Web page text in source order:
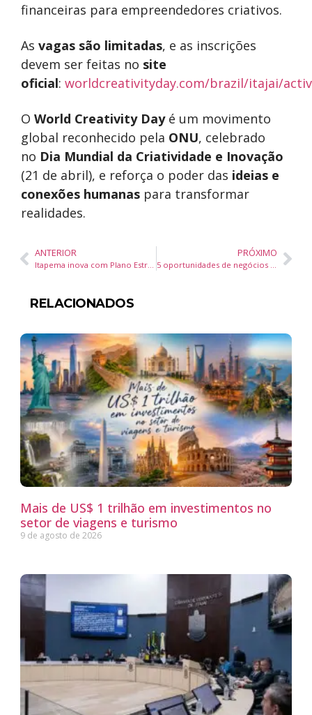
financeiras para empreendedores criativos.
As vagas são limitadas, e as inscrições
devem ser feitas no site
oficial: worldcreativityday.com/brazil/itajai/
O World Creativity Dayé um movimento
global reconhecido pela ONU, celebrado
no Dia Mundial da Criatividade e Inovação
(21 de abril), e reforça o poder das ideias e
conexões humanas para transformar
realidades.
ANTERIOR
Itapema inova com Plano Estratégico para o Futuro: Crescimento Sustentável e Mobilidade Inteligente
PRÓXIMO
5 oportunidades de negócios para investir em Shopping Centers em 2025
RELACIONADOS
Mais de US$ 1 trilhão em investimentos no
setor de viagens e turismo
9 de agosto de 2026